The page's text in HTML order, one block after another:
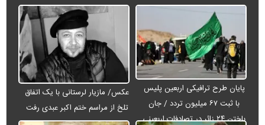
پایان طرح ترافیکی اربعین پلیس
با ثبت ۶۷ میلیون تردد / جان
باختن ۲۴ زائر در تصادفات اربعینی
عکس/ مازیار لرستانی با یک اتفاق
تلخ از مراسم ختم اکبر عبدی رفت